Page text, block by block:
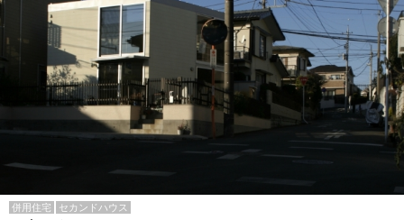
併用住宅 セカンドハウス